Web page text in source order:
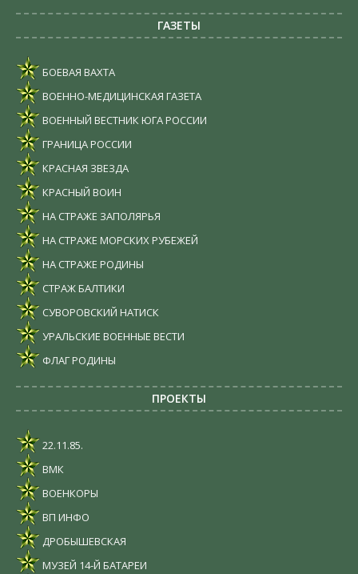
ГАЗЕТЫ
БОЕВАЯ ВАХТА
ВОЕННО-МЕДИЦИНСКАЯ ГАЗЕТА
ВОЕННЫЙ ВЕСТНИК ЮГА РОССИИ
ГРАНИЦА РОССИИ
КРАСНАЯ ЗВЕЗДА
КРАСНЫЙ ВОИН
НА СТРАЖЕ ЗАПОЛЯРЬЯ
НА СТРАЖЕ МОРСКИХ РУБЕЖЕЙ
НА СТРАЖЕ РОДИНЫ
СТРАЖ БАЛТИКИ
СУВОРОВСКИЙ НАТИСК
УРАЛЬСКИЕ ВОЕННЫЕ ВЕСТИ
ФЛАГ РОДИНЫ
ПРОЕКТЫ
22.11.85.
ВМК
ВОЕНКОРЫ
ВП ИНФО
ДРОБЫШЕВСКАЯ
МУЗЕЙ 14-Й БАТАРЕИ